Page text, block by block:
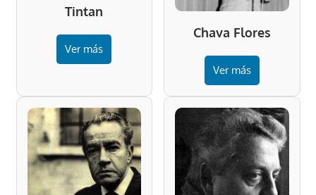
Tintan
Ver más
Chava Flores
Ver más